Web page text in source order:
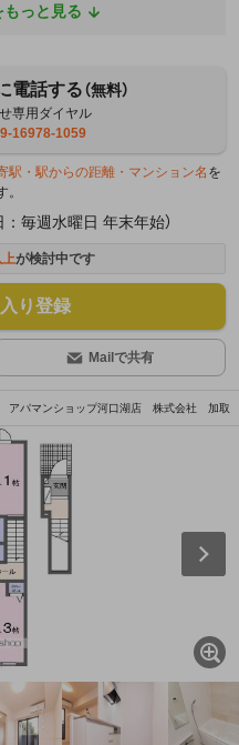
っと見る
電話する（無料）
専用ダイヤル
16978-1059
駅・駅からの距離・マンション名 を
毎週水曜日 年末年始）
が検討中です
り登録
Mailで共有
アパマンショップ河口湖店 株式会社 加取